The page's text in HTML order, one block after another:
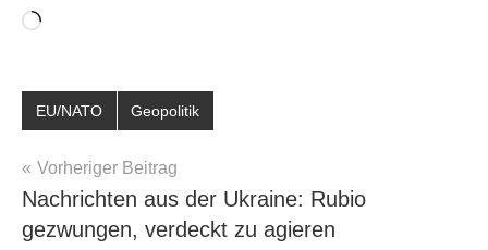
Wird
EU/NATO Geopolitik
Beitragsnavigation
Vorheriger Beitrag
Nachrichten aus der Ukraine: Rubio
gezwungen, verdeckt zu agieren